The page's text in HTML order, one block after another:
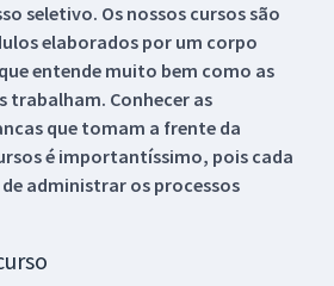
seletivo. Os nossos cursos são
elaborados por um corpo
entende muito bem como as
trabalham. Conhecer as
que tomam a frente da
é importantíssimo, pois cada
administrar os processos